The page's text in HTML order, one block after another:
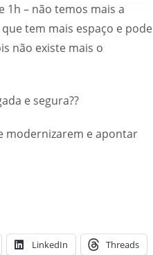
1h – não temos mais a
tem mais espaço e pode
não existe mais o
e segura??
modernizarem e apontar
LinkedIn Threads